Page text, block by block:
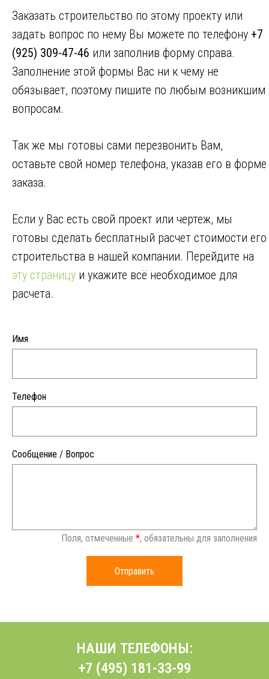
Заказать строительство по этому проекту или
задать вопрос по нему Вы можете по телефону +7
(925) 309-47-46 или заполнив форму справа.
Заполнение этой формы Вас ни к чему не
обязывает, поэтому пишите по любым возникшим
вопросам.
Так же мы готовы сами перезвонить Вам,
оставьте свой номер телефона, указав его в форме
заказа.
Если у Вас есть свой проект или чертеж, мы
готовы сделать бесплатный расчет стоимости его
строительства в нашей компании. Перейдите на
эту страницу и укажите всё необходимое для
расчета.
Имя
Телефон
Сообщение / Вопрос
Поля, отмеченные *, обязательны для заполнения
Отправить
НАШИ ТЕЛЕФОНЫ:
+7 (495) 181-33-99